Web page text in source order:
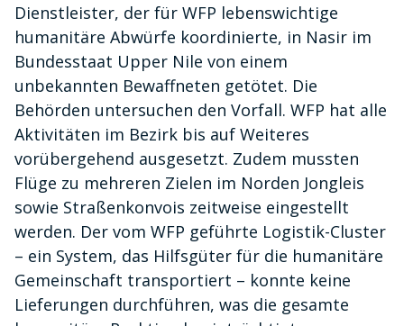
Dienstleister, der für WFP lebenswichtige
humanitäre Abwürfe koordinierte, in Nasir im
Bundesstaat Upper Nile von einem
unbekannten Bewaffneten getötet. Die
Behörden untersuchen den Vorfall. WFP hat alle
Aktivitäten im Bezirk bis auf Weiteres
vorübergehend ausgesetzt. Zudem mussten
Flüge zu mehreren Zielen im Norden Jongleis
sowie Straßenkonvois zeitweise eingestellt
werden. Der vom WFP geführte Logistik-Cluster
– ein System, das Hilfsgüter für die humanitäre
Gemeinschaft transportiert – konnte keine
Lieferungen durchführen, was die gesamte